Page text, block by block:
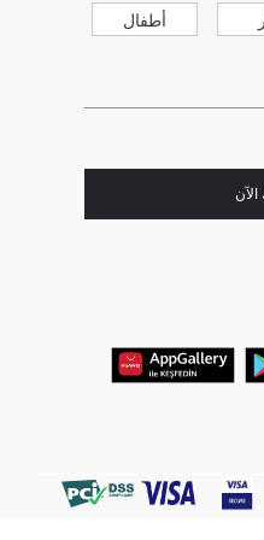
أطفال
بنطلون جينز واسع للرجال
بيجامات حريمي